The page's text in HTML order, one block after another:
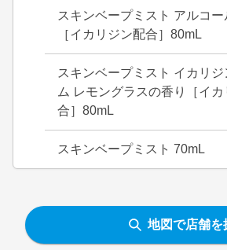
スキンベープミスト アルコー
［イカリジン配合］80mL
スキンベープミスト イカリ
ム レモングラスの香り［イ
合］80mL
スキンベープミスト 70mL
地図で店舗を